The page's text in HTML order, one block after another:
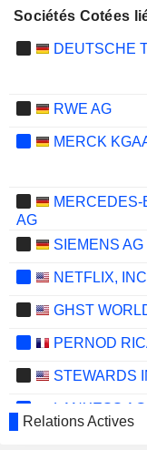
Sociétés Cotées
DEUTSCHE
RWE AG
MERCK
MERCEDES-
AG
SIEMENS AG
NETFLIX,
GHST
PERNOD
STEWARDS
LANXESS AG
Relations Actives